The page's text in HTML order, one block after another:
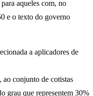
aqueles com, no
e o texto do governo
a aplicadores de
ao conjunto de cotistas
grau que representem 30%